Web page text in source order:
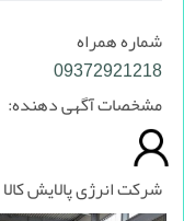
شماره همراه
09372921218
مشخصات آگهی دهنده:
شرکت انرژی پالایش کالا